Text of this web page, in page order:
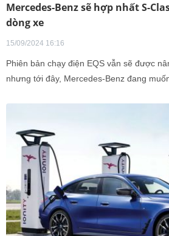
Mercedes-Benz sẽ hợp nhất S-
dòng xe
15/09/2024 16:16
Phiên bản chạy điện EQS vẫn sẽ được
nhưng tới đây, Mercedes-Benz đang